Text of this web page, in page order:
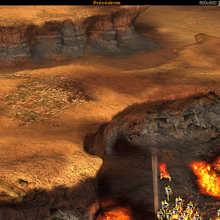
Précédente 800x600